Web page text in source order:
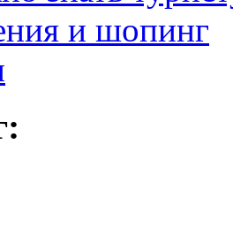
и шопинг